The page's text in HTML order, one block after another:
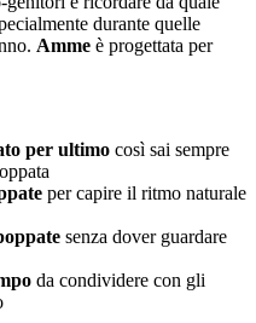
durante quelle
Amme è progettata per
per ultimo così sai sempre
per capire il ritmo naturale
senza dover guardare
da condividere con gli